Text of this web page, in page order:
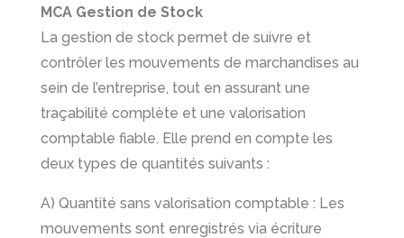
MCA Gestion de Stock
La gestion de stock permet de suivre et
contrôler les mouvements de marchandises au
sein de l’entreprise, tout en assurant une
traçabilité complète et une valorisation
comptable fiable. Elle prend en compte les
deux types de quantités suivants :
A) Quantité sans valorisation comptable : Les
mouvements sont enregistrés via écriture